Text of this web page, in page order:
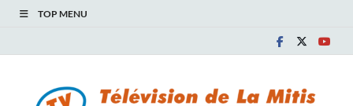
TOP MENU